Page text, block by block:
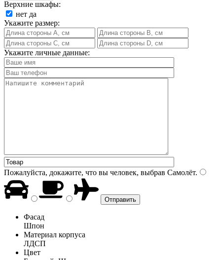
Верхние шкафы:
нет да
Укажите размер:
Укажите личные данные:
Пожалуйста, докажите, что вы человек, выбрав Самолёт.
Фасад
Шпон
Материал корпуса
ЛДСП
Цвет